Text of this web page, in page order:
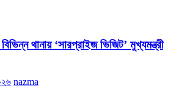
থানায় ‘সারপ্রাইজ ভিজিট’ মুখ্যমন্ত্রী
nazma